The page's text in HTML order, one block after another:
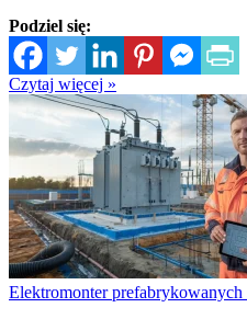
Podziel się:
Czytaj więcej »
Elektromonter